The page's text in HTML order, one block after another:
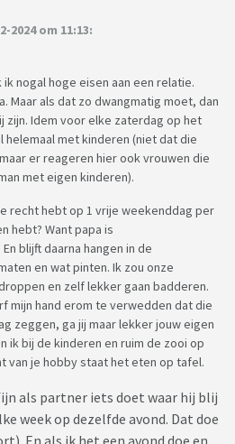
2024 om 11:13:
nogal hoge eisen aan een relatie.
Maar als dat zo dwangmatig moet, dan
zijn. Idem voor elke zaterdag op het
helemaal met kinderen (niet dat die
er reageren hier ook vrouwen die
met eigen kinderen).
recht hebt op 1 vrije weekenddag per
hebt? Want papa is
blijft daarna hangen in de
en wat pinten. Ik zou onze
en zelf lekker gaan badderen.
mijn hand erom te verwedden dat die
zeggen, ga jij maar lekker jouw eigen
ik bij de kinderen en ruim de zooi op
van je hobby staat het eten op tafel.
als partner iets doet waar hij blij
week op dezelfde avond. Dat doe